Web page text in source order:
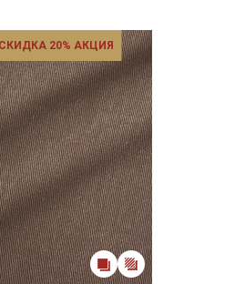
СКИДКА 20% АКЦИЯ